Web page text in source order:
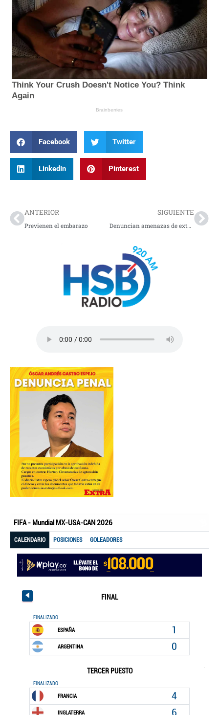
Facebook Twitter
LinkedIn Pinterest
ANTERIOR
Previenen el embarazo
SIGUIENTE
Denuncian amenazas de extorsión en Las Brisas